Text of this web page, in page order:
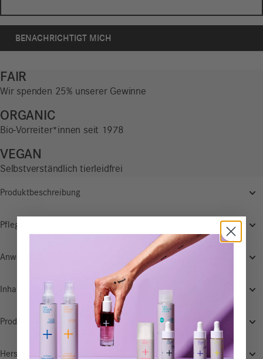
FAIR
Wir spenden 25% unserer Gewinne
ORGANIC
Bio-Vorreiter*innen seit 1978
VEGAN
Selbstverständlich tierleidfrei
Produktbeschreibung
Pflegeschritte
Anwendung
Inhaltsstoffe (INCI)
Produkttipps
Hersteller-/Produktsicherheitsinfo